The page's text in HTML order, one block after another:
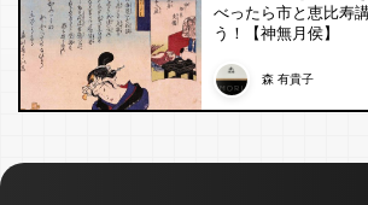
べったら市と恵比寿
う！【神無月侯】
森 有貴子